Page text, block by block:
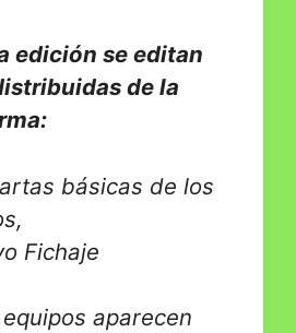
edición se editan
de la
básicas de los
Fichaje
aparecen